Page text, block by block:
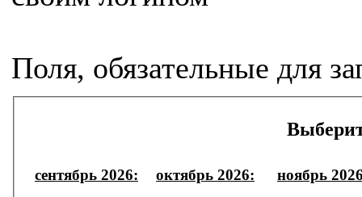
Поля, обязательные для
сентябрь 2026: октябрь 2026: ноябрь